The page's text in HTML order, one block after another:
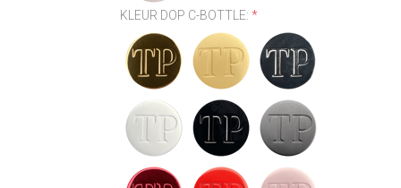
KLEUR DOP C-BOTTLE:*